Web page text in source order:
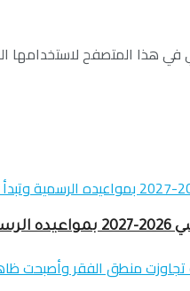
في هذا المتصفح لاستخدامها